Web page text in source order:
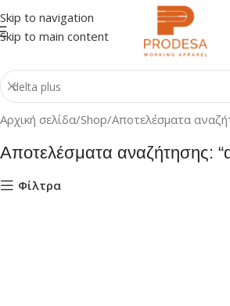
Skip to navigation
Skip to main content
Αρχική σελίδα Shop Αποτελέσματα
Αποτελέσματα αναζήτησης:
Φίλτρα